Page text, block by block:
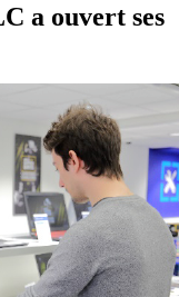
a ouvert ses